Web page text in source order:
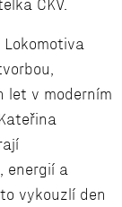
CKV.
let v moderním
energií a
vykouzlí den